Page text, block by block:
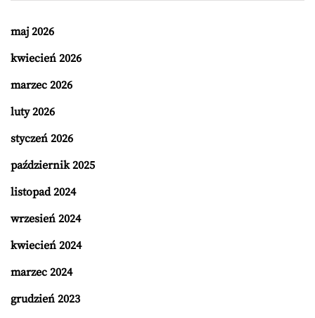
maj 2026
kwiecień 2026
marzec 2026
luty 2026
styczeń 2026
październik 2025
listopad 2024
wrzesień 2024
kwiecień 2024
marzec 2024
grudzień 2023